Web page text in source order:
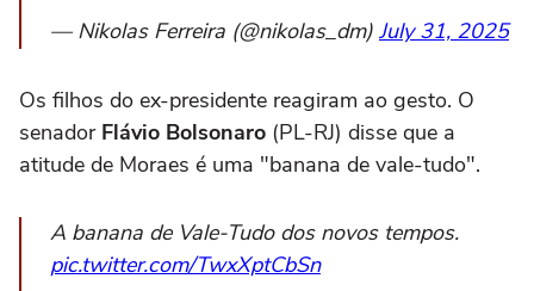
— Nikolas Ferreira (@nikolas_dm) July 31, 2025
Os filhos do ex-presidente reagiram ao gesto. O
senador Flávio Bolsonaro (PL-RJ) disse que a
atitude de Moraes é uma "banana de vale-tudo".
A banana de Vale-Tudo dos novos tempos.
pic.twitter.com/TwxXptCbSn